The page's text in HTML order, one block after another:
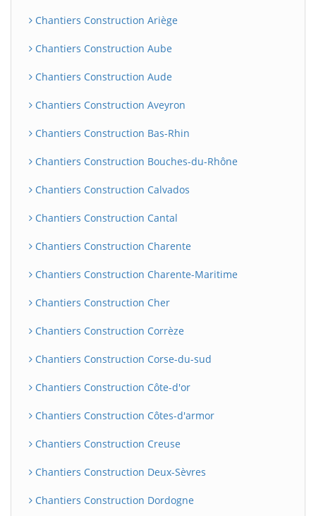
Chantiers Construction Ariège
Chantiers Construction Aube
Chantiers Construction Aude
Chantiers Construction Aveyron
Chantiers Construction Bas-Rhin
Chantiers Construction Bouches-du-Rhône
Chantiers Construction Calvados
Chantiers Construction Cantal
Chantiers Construction Charente
Chantiers Construction Charente-Maritime
Chantiers Construction Cher
Chantiers Construction Corrèze
Chantiers Construction Corse-du-sud
Chantiers Construction Côte-d'or
Chantiers Construction Côtes-d'armor
Chantiers Construction Creuse
Chantiers Construction Deux-Sèvres
Chantiers Construction Dordogne